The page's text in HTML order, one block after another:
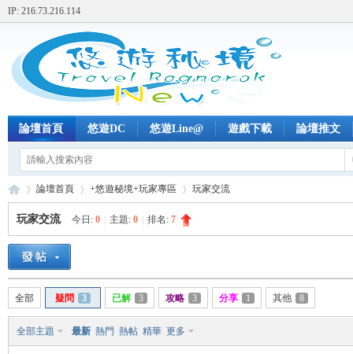
IP: 216.73.216.114
論壇首頁 悠遊DC 悠遊Line@ 遊戲下載 論壇推文
»
論壇首頁 +悠遊秘境+玩家專區 玩家交流
玩家交流 今日: 0 主題: 0 排名: 7
全部 疑問 3 已解 3 攻略 3 分享 1 其他 8
全部主題 最新 熱門 熱帖 精華 更多